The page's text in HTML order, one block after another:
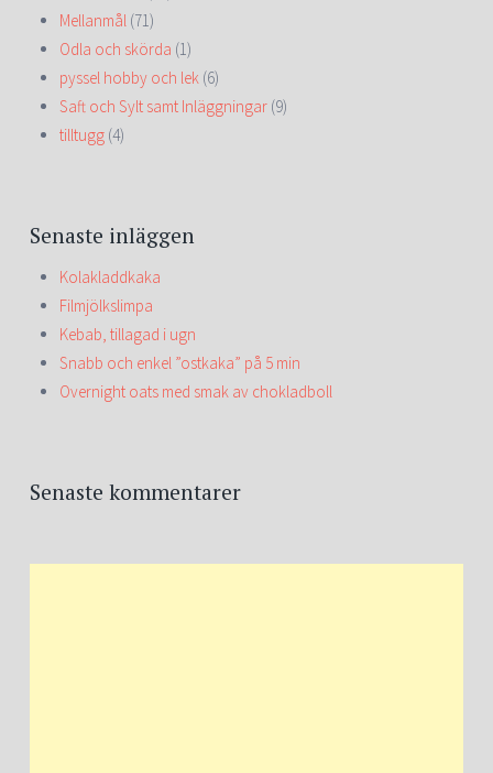
Mellanmål (71)
Odla och skörda (1)
pyssel hobby och lek (6)
Saft och Sylt samt Inläggningar (9)
tilltugg (4)
Senaste inläggen
Kolakladdkaka
Filmjölkslimpa
Kebab, tillagad i ugn
Snabb och enkel ”ostkaka” på 5 min
Overnight oats med smak av chokladboll
Senaste kommentarer